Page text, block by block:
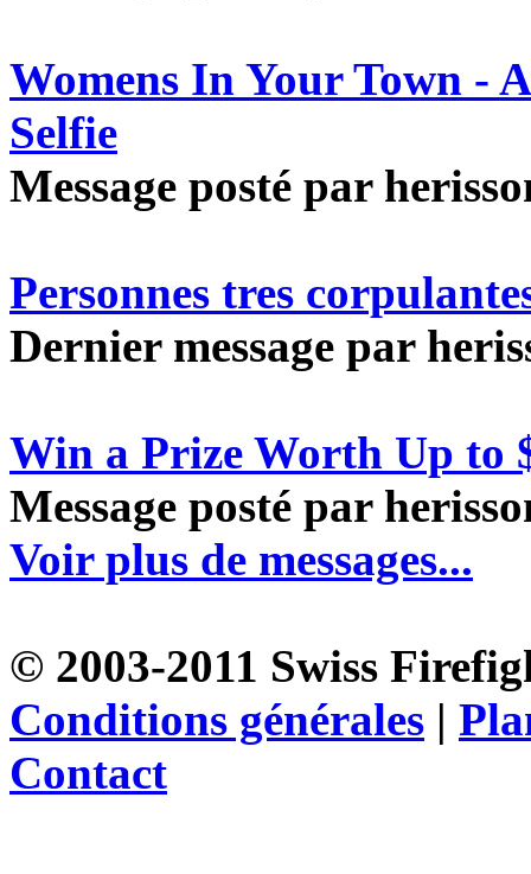
Womens In Your Town -
Selfie
Message posté par
Personnes tres
Dernier message par
Win a Prize Worth Up to
Message posté par
Voir plus de messages...
© 2003-2011 Swiss
Conditions générales |
Contact